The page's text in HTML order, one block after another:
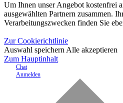
Um Ihnen unser Angebot kostenfrei
ausgewählten Partnern zusammen.
Verarbeitungszwecken finden Sie
Zur Cookierichtlinie
Auswahl speichern Alle akzeptieren
Zum Hauptinhalt
Chat
Anmelden